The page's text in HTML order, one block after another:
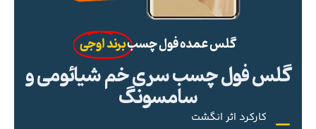
گلس عمده فول چسببرند اوجی
گلس فول چسب سری خم شیائومی و
سامسونگ
کارکرد اثر انگشت